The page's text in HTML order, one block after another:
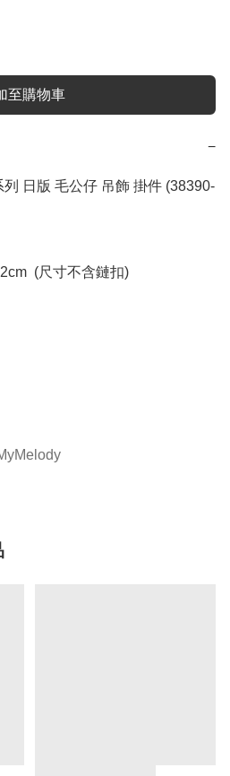
至購物車
−
日版 毛公仔 吊飾 掛件 (38390-
(尺寸不含鏈扣)